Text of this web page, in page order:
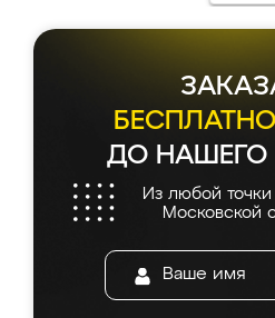
ДО
Из любой
Московской